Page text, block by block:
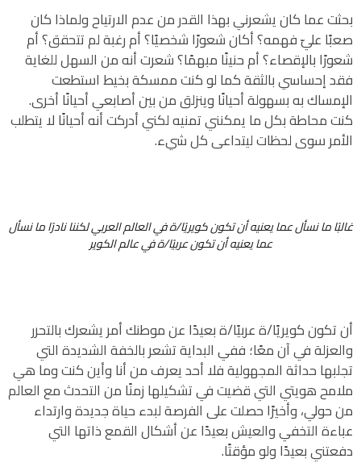
بحثت عما كان يشعرني بهذا القدر من عدم الارتياح ولماذا كان
صعبًا عليّ فهمه؟ أكان شعورًا شخصيًا؟ أم رغبة لم تتحقق؟ أم
شعورًا بالإقصاء؟ أم حنينًا مبهمًا؟ شعرت أنه من السهل للغاية
فقد إحساسي بالثقة كما لو كنت ممسكة بخيط استطعت
الإمساك به بسهولة أحيانًا وينزلق من بين أصابعي أحيانًا أخرى.
كنت محاطة بكل ما يمكنني تمنيه لكني أدركت أنه أحيانًا لا يتطلب
الأمر سوى لحظات ليتداعى كل شيء.
غالبًا ما نسأل عما يعنيه أن تكون كويريًا/ة في العالم العربي لكننا نادرًا ما نسأل
عما يعنيه أن تكون عربيًا/ة في عالم الكوير
أن تكون كويريًا/ة عربيًا/ة بعيدًا عن موطنك أمر يشعرك بالتحرر
والعزلة في آن معًا؛ ففي البداية تشعر بالخفة الشديدة التي
تجلبها حداثة المجهولية فلا أحد يعرف من أنا وأين كنت وما هي
ملامح هويتي التي قضيت في تشكيلها زمنًا من التحدث مع العالم
من حولي، وأخيرًا حصلت على الفرصة لبدء حياة جديدة وارتداء
عباءة التخفي والعيش بعيدًا عن أشكال القمع ذاتها التي
دفعتني بعيدًا ولو مؤقتًا.